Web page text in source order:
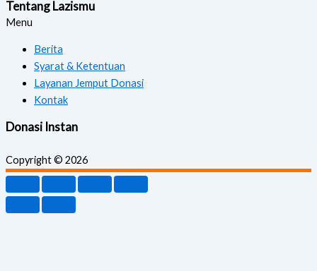
Tentang Lazismu
Menu
Berita
Syarat & Ketentuan
Layanan Jemput Donasi
Kontak
Donasi Instan
Copyright © 2026